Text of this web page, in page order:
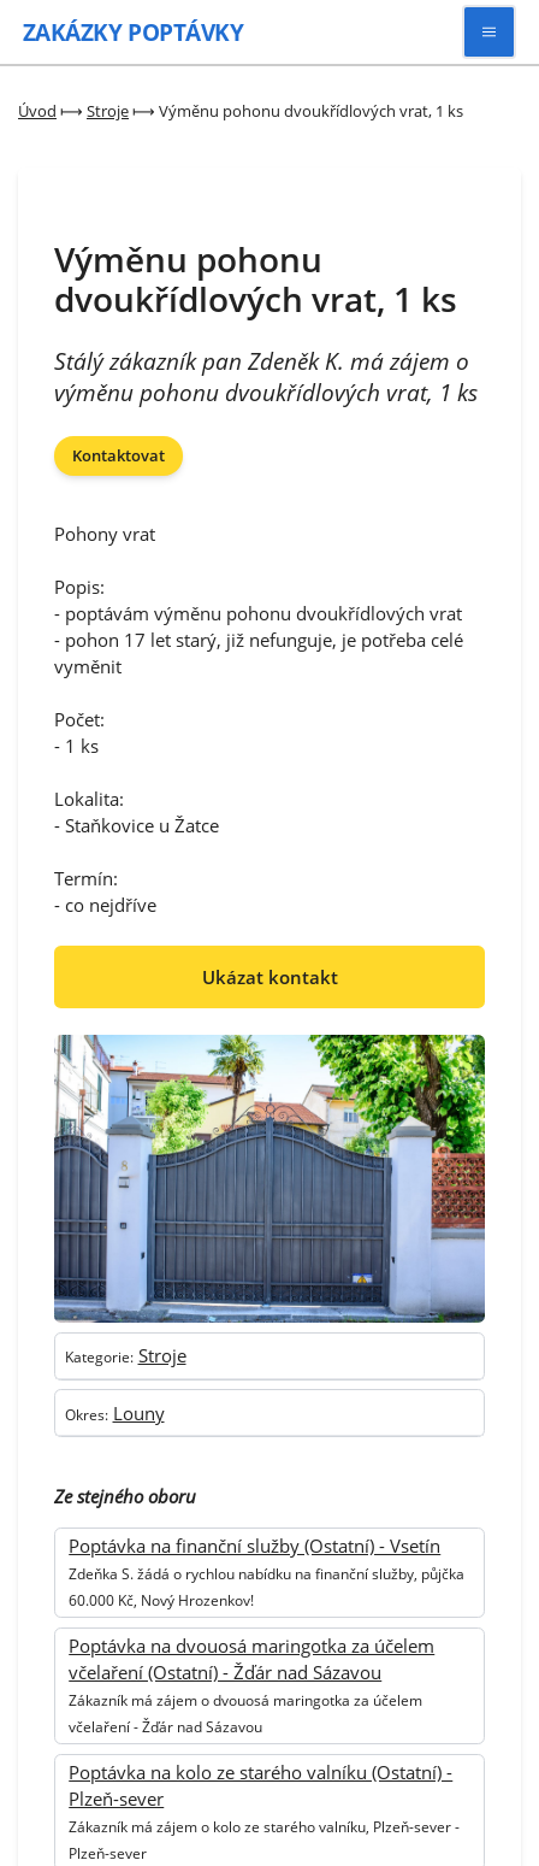
ZAKÁZKY POPTÁVKY
Vyhledávat
Kategorie
Zaregistrovat se
Úvod ⟼ Stroje⟼ Výměnu pohonu dvoukřídlových vrat, 1 ks
Výměnu pohonu
dvoukřídlových vrat, 1 ks
Stálý zákazník pan Zdeněk K. má zájem o
výměnu pohonu dvoukřídlových vrat, 1 ks
Kontaktovat
Pohony vrat
Popis:
- poptávám výměnu pohonu dvoukřídlových vrat
- pohon 17 let starý, již nefunguje, je potřeba celé
vyměnit
Počet:
- 1 ks
Lokalita:
- Staňkovice u Žatce
Termín:
- co nejdříve
Ukázat kontakt
Kategorie: Stroje
Okres: Louny
Ze stejného oboru
Poptávka na finanční služby (Ostatní) - Vsetín
Zdeňka S. žádá o rychlou nabídku na finanční služby, půjčka
60.000 Kč, Nový Hrozenkov!
Poptávka na dvouosá maringotka za účelem
včelaření (Ostatní) - Žďár nad Sázavou
Zákazník má zájem o dvouosá maringotka za účelem
včelaření - Žďár nad Sázavou
Poptávka na kolo ze starého valníku (Ostatní) -
Plzeň-sever
Zákazník má zájem o kolo ze starého valníku, Plzeň-sever -
Plzeň-sever